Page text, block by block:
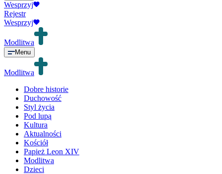
Wesprzyj
Rejestr
Wesprzyj
Modlitwa
Menu
Modlitwa
Dobre historie
Duchowość
Styl życia
Pod lupą
Kultura
Aktualności
Kościół
Papież Leon XIV
Modlitwa
Dzieci